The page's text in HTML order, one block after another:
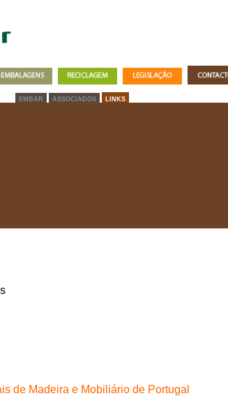
EMBAR ASSOCIADOS LINKS
de Madeira e Mobiliário de Portugal